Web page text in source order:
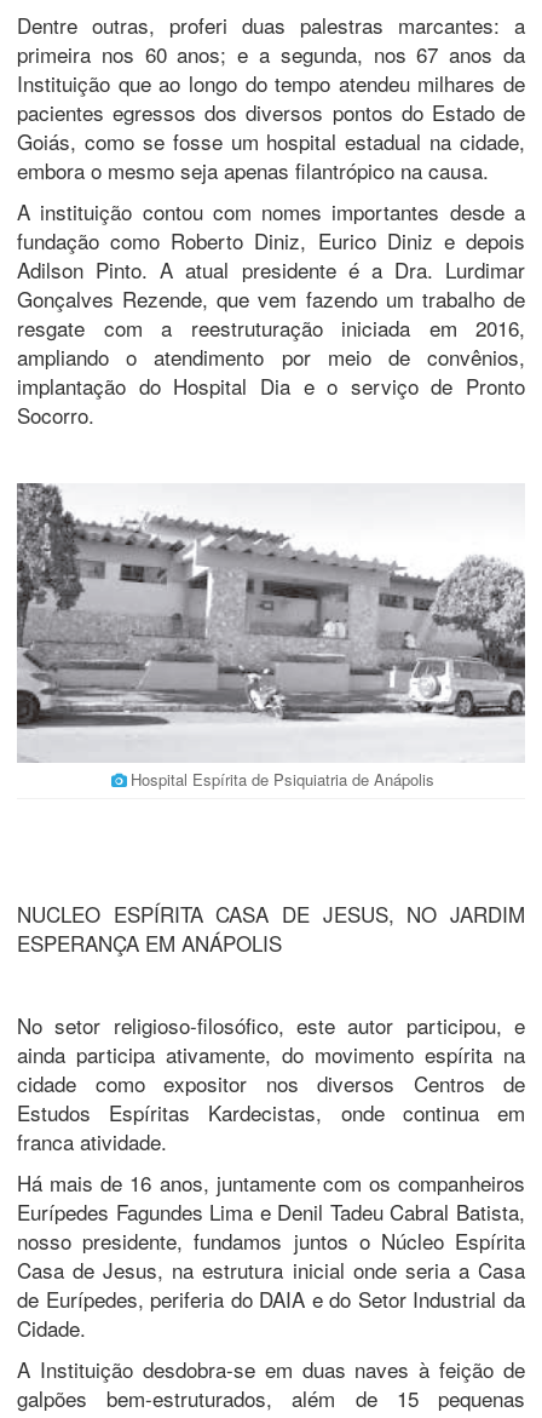
Dentre outras, proferi duas palestras marcantes: a
primeira nos 60 anos; e a segunda, nos 67 anos da
Instituição que ao longo do tempo atendeu milhares de
pacientes egressos dos diversos pontos do Estado de
Goiás, como se fosse um hospital estadual na cidade,
embora o mesmo seja apenas filantrópico na causa.
A instituição contou com nomes importantes desde a
fundação como Roberto Diniz, Eurico Diniz e depois
Adilson Pinto. A atual presidente é a Dra. Lurdimar
Gonçalves Rezende, que vem fazendo um trabalho de
resgate com a reestruturação iniciada em 2016,
ampliando o atendimento por meio de convênios,
implantação do Hospital Dia e o serviço de Pronto
Socorro.
Hospital Espírita de Psiquiatria de Anápolis
NUCLEO ESPÍRITA CASA DE JESUS, NO JARDIM
ESPERANÇA EM ANÁPOLIS
No setor religioso-filosófico, este autor participou, e
ainda participa ativamente, do movimento espírita na
cidade como expositor nos diversos Centros de
Estudos Espíritas Kardecistas, onde continua em
franca atividade.
Há mais de 16 anos, juntamente com os companheiros
Eurípedes Fagundes Lima e Denil Tadeu Cabral Batista,
nosso presidente, fundamos juntos o Núcleo Espírita
Casa de Jesus, na estrutura inicial onde seria a Casa
de Eurípedes, periferia do DAIA e do Setor Industrial da
Cidade.
A Instituição desdobra-se em duas naves à feição de
galpões bem-estruturados, além de 15 pequenas